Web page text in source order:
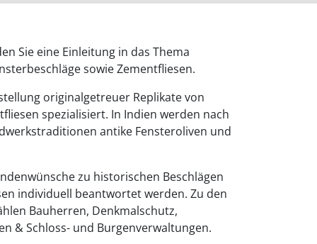
Sie eine Einleitung in das Thema
sowie Zementfliesen.
originalgetreuer Replikate von
spezialisiert. In Indien werden nach
antike Fensteroliven und
zu historischen Beschlägen
individuell beantwortet werden. Zu den
Bauherren, Denkmalschutz,
& Schloss- und Burgenverwaltungen.